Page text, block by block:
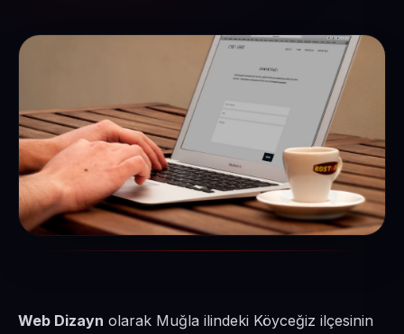
Web Dizayn olarak Muğla ilindeki Köyceğiz ilçesinin